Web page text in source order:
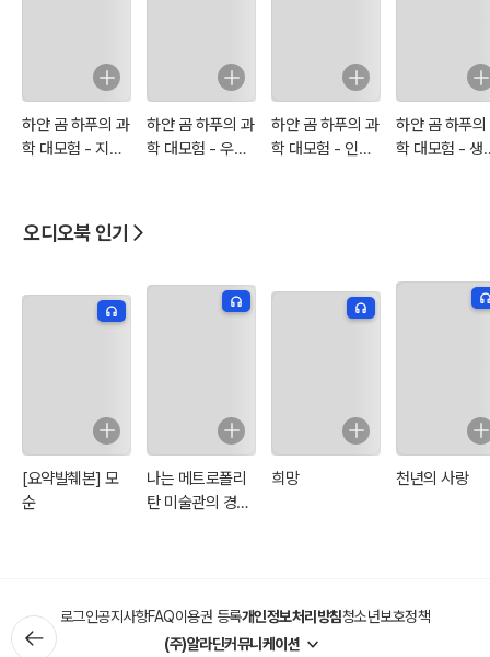
하얀 곰 하푸의 과
학 대모험 - 지구
하얀 곰 하푸의 과
학 대모험 - 우주
하얀 곰 하푸의 과
학 대모험 - 인체
하얀 곰 하푸의
학 대모험 - 생
오디오북 인기
[요약발췌본] 모
순
나는 메트로폴리
탄 미술관의 경비
희망 천년의 사랑
로그인공지사항FAQ이용권 등록개인정보처리방침청소년보호정책
(주)알라딘커뮤니케이션